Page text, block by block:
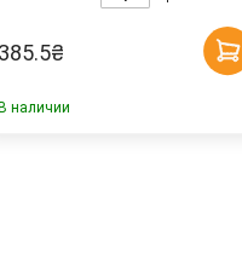
385.5₴
В наличии